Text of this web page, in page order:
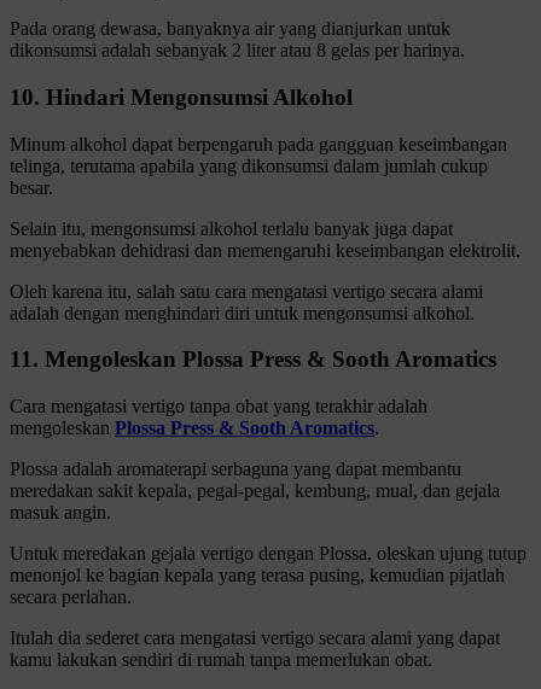
Pada orang dewasa, banyaknya air yang dianjurkan untuk
dikonsumsi adalah sebanyak 2 liter atau 8 gelas per harinya.
10. Hindari Mengonsumsi Alkohol
Minum alkohol dapat berpengaruh pada gangguan keseimbangan
telinga, terutama apabila yang dikonsumsi dalam jumlah cukup
besar.
Selain itu, mengonsumsi alkohol terlalu banyak juga dapat
menyebabkan dehidrasi dan memengaruhi keseimbangan elektrolit.
Oleh karena itu, salah satu cara mengatasi vertigo secara alami
adalah dengan menghindari diri untuk mengonsumsi alkohol.
11. Mengoleskan Plossa Press & Sooth Aromatics
Cara mengatasi vertigo tanpa obat yang terakhir adalah
mengoleskan Plossa Press & Sooth Aromatics.
Plossa adalah aromaterapi serbaguna yang dapat membantu
meredakan sakit kepala, pegal-pegal, kembung, mual, dan gejala
masuk angin.
Untuk meredakan gejala vertigo dengan Plossa, oleskan ujung tutup
menonjol ke bagian kepala yang terasa pusing, kemudian pijatlah
secara perlahan.
Itulah dia sederet cara mengatasi vertigo secara alami yang dapat
kamu lakukan sendiri di rumah tanpa memerlukan obat.